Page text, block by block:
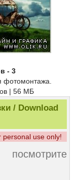
- 3
фотомонтажа.
| 56 МБ
/ Download
personal use only!